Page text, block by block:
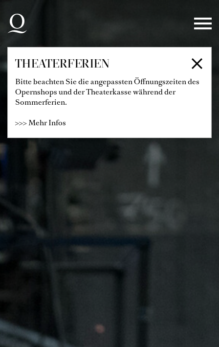
Zur Hauptnavigation springen
Zum Hauptinhalt springen
Zum Footer springen
THEATERFERIEN
Bitte beachten Sie die angepassten Öffnungszeiten des
Opernshops und der Theaterkasse während der
Sommerferien.
>>> Mehr Infos